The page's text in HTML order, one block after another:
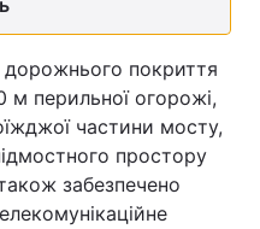
покриття
перильної огорожі,
частини мосту,
простору
забезпечено